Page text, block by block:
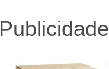
Publicidade